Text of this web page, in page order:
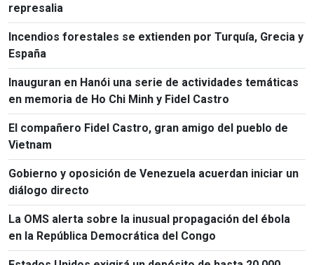
represalia
Incendios forestales se extienden por Turquía, Grecia y
España
Inauguran en Hanói una serie de actividades temáticas
en memoria de Ho Chi Minh y Fidel Castro
El compañero Fidel Castro, gran amigo del pueblo de
Vietnam
Gobierno y oposición de Venezuela acuerdan iniciar un
diálogo directo
La OMS alerta sobre la inusual propagación del ébola
en la República Democrática del Congo